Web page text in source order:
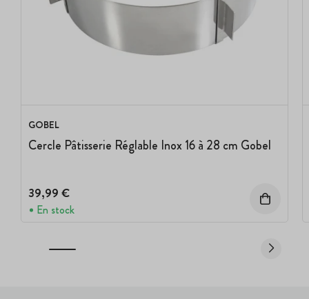
GOBEL
Cercle Pâtisserie Réglable Inox 16 à 28 cm Gobel
39,99 €
En stock